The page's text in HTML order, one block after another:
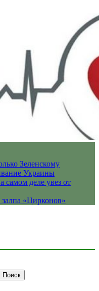
Зеленскому
Украины
самом деле увез от
«Цирконов»